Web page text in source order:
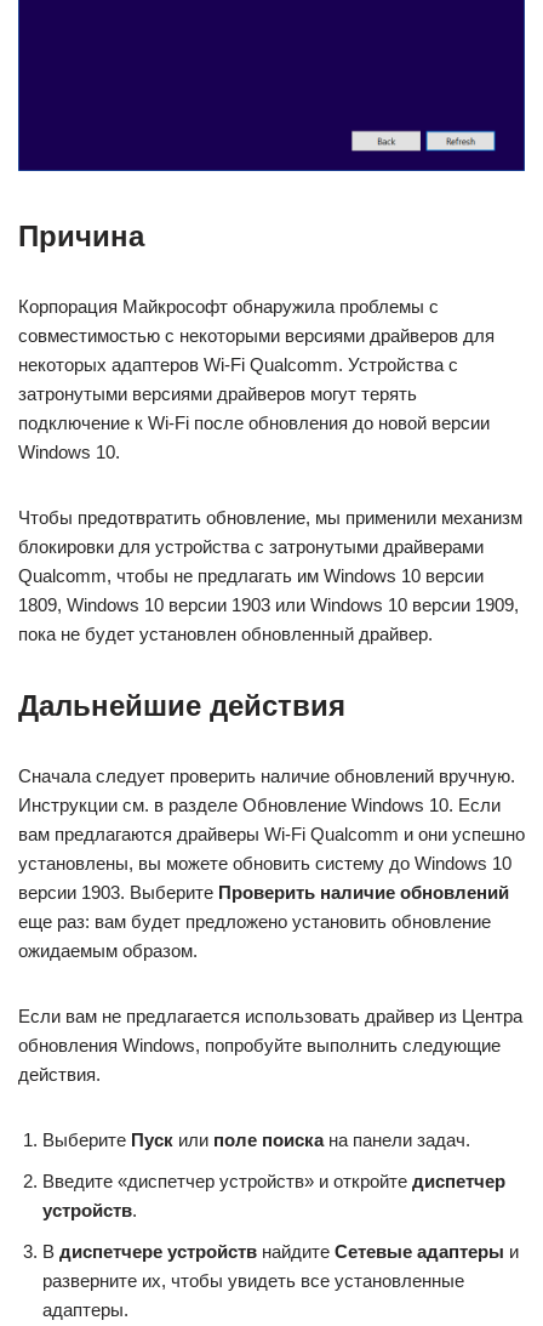
Причина
Корпорация Майкрософт обнаружила проблемы с
совместимостью с некоторыми версиями драйверов для
некоторых адаптеров Wi-Fi Qualcomm. Устройства с
затронутыми версиями драйверов могут терять
подключение к Wi-Fi после обновления до новой версии
Windows 10.
Чтобы предотвратить обновление, мы применили механизм
блокировки для устройства с затронутыми драйверами
Qualcomm, чтобы не предлагать им Windows 10 версии
1809, Windows 10 версии 1903 или Windows 10 версии 1909,
пока не будет установлен обновленный драйвер.
Дальнейшие действия
Сначала следует проверить наличие обновлений вручную.
Инструкции см. в разделе Обновление Windows 10. Если
вам предлагаются драйверы Wi-Fi Qualcomm и они успешно
установлены, вы можете обновить систему до Windows 10
версии 1903. Выберите Проверить наличие обновлений
еще раз: вам будет предложено установить обновление
ожидаемым образом.
Если вам не предлагается использовать драйвер из Центра
обновления Windows, попробуйте выполнить следующие
действия.
Выберите Пуск или поле поискана панели задач.
Введите «диспетчер устройств» и откройте диспетчер
устройств.
В диспетчере устройств найдите Сетевые адаптеры и
разверните их, чтобы увидеть все установленные
адаптеры.